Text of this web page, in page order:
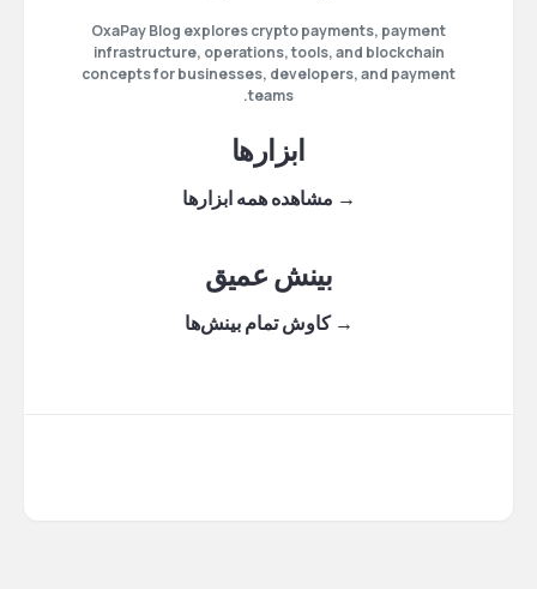
OxaPay Blog explores crypto payments, payment
infrastructure, operations, tools, and blockchain
concepts for businesses, developers, and payment
teams.
ابزارها
→ مشاهده همه ابزارها
بینش عمیق
→ کاوش تمام بینش‌ها